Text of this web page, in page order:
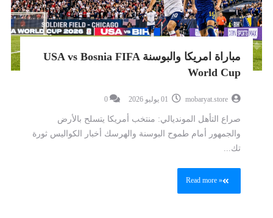
مباراة امريكا والبوسنة USA vs Bosnia FIFA
World Cup
mobaryat.store
0
صراع التأهل المونديالي: منتخب أمريكا يتسلح بالأرض
والجمهور أمام طموح البوسنة والهرسك أخبار الكواليس ثورة
تك...
Read more »